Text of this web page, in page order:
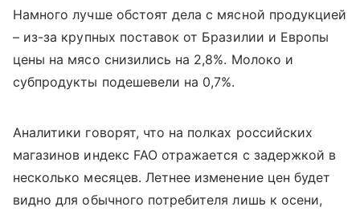
Намного лучше обстоят дела с мясной продукцией
– из-за крупных поставок от Бразилии и Европы
цены на мясо снизились на 2,8%. Молоко и
субпродукты подешевели на 0,7%.
Аналитики говорят, что на полках российских
магазинов индекс FAO отражается с задержкой в
несколько месяцев. Летнее изменение цен будет
видно для обычного потребителя лишь к осени,